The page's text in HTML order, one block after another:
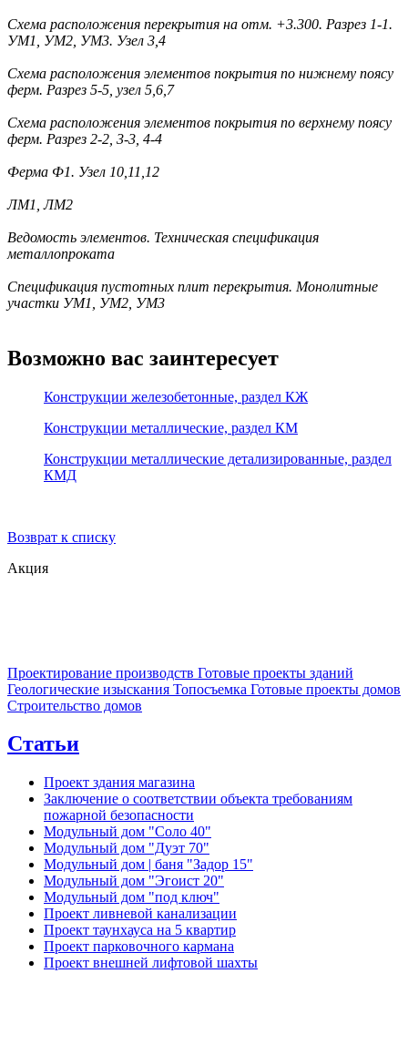
Схема расположения перекрытия на отм. +3.300. Разрез 1-1.
УМ1, УМ2, УМ3. Узел 3,4
Схема расположения элементов покрытия по нижнему поясу
ферм. Разрез 5-5, узел 5,6,7
Схема расположения элементов покрытия по верхнему поясу
ферм. Разрез 2-2, 3-3, 4-4
Ферма Ф1. Узел 10,11,12
ЛМ1, ЛМ2
Ведомость элементов. Техническая спецификация
металлопроката
Спецификация пустотных плит перекрытия. Монолитные
участки УМ1, УМ2, УМ3
Возможно вас заинтересует
Конструкции железобетонные, раздел КЖ
Конструкции металлические, раздел КМ
Конструкции металлические детализированные, раздел
КМД
Возврат к списку
Акция
Проектирование производств Готовые проекты зданий
Геологические изыскания Топосъемка Готовые проекты домов
Строительство домов
Статьи
Проект здания магазина
Заключение о соответствии объекта требованиям
пожарной безопасности
Модульный дом "Соло 40"
Модульный дом "Дуэт 70"
Модульный дом | баня "Задор 15"
Модульный дом "Эгоист 20"
Модульный дом "под ключ"
Проект ливневой канализации
Проект таунхауса на 5 квартир
Проект парковочного кармана
Проект внешней лифтовой шахты